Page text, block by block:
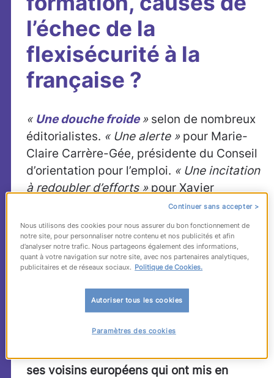
l’échec de la
flexisécurité à la
française ?
« Une douche froide» selon de nombreux
éditorialistes. « Une alerte »pour Marie-
Claire Carrère-Gée, présidente du Conseil
d’orientation pour l’emploi. « Une incitation
à redoubler d’efforts »pour Xavier
les chiffres du chômage en mai
sont mauvais, et toutes les catégories de
demandeurs d’emploi ont vu leur situation
se détériorer. Le passage sous la barre
des 9% fin 2011 semble aujourd’hui
difficile, alors qu’en Allemagne le
la réunification du pays, il y a 20 ans.
ses voisins européens qui ont mis en
Continuer sans accepter >
Nous utilisons des cookies pour nous assurer du bon fonctionnement de
notre site, pour personnaliser notre contenu et nos publicités et afin
d’analyser notre trafic. Nous partageons également des informations,
quant à votre navigation sur notre site, avec nos partenaires analytiques,
publicitaires et de réseaux sociaux. Politique de Cookies.
Autoriser tous les cookies
Paramètres des cookies